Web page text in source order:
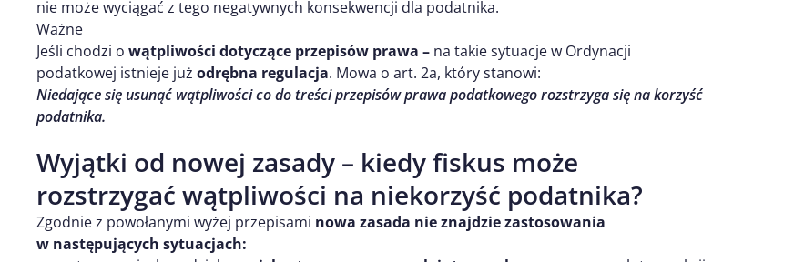
nie może wyciągać z tego negatywnych konsekwencji dla podatnika.
Ważne
Jeśli chodzi o wątpliwości dotyczące przepisów prawa – na takie sytuacje w Ordynacji
podatkowej istnieje już odrębna regulacja. Mowa o art. 2a, który stanowi:
Niedające się usunąć wątpliwości co do treści przepisów prawa podatkowego rozstrzyga się na korzyść
podatnika.
Wyjątki od nowej zasady – kiedy fiskus może
rozstrzygać wątpliwości na niekorzyść podatnika?
Zgodnie z powołanymi wyżej przepisami nowa zasada nie znajdzie zastosowania
w następujących sytuacjach: